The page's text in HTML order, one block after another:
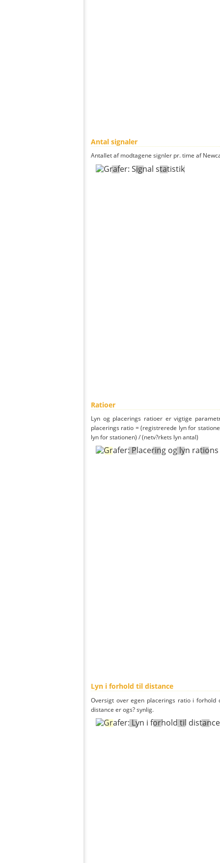
Antal signaler
Antallet af modtagene signler pr. time af
Ratioer
Lyn og placerings ratioer er vigtige
placerings ratio = (registrerede lyn for
lyn for stationen) / (netv?rkets lyn antal)
Lyn i forhold til distance
Oversigt over egen placerings ratio i
distance er ogs? synlig.